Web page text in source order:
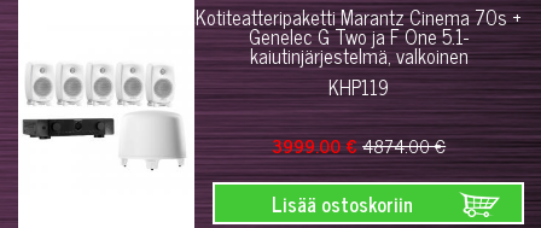
Kotiteatteripaketti Marantz Cinema 70s +
Genelec G Two ja F One 5.1-
kaiutinjärjestelmä, valkoinen
KHP119
3999.00 €4874.00 €
Lisää ostoskoriin